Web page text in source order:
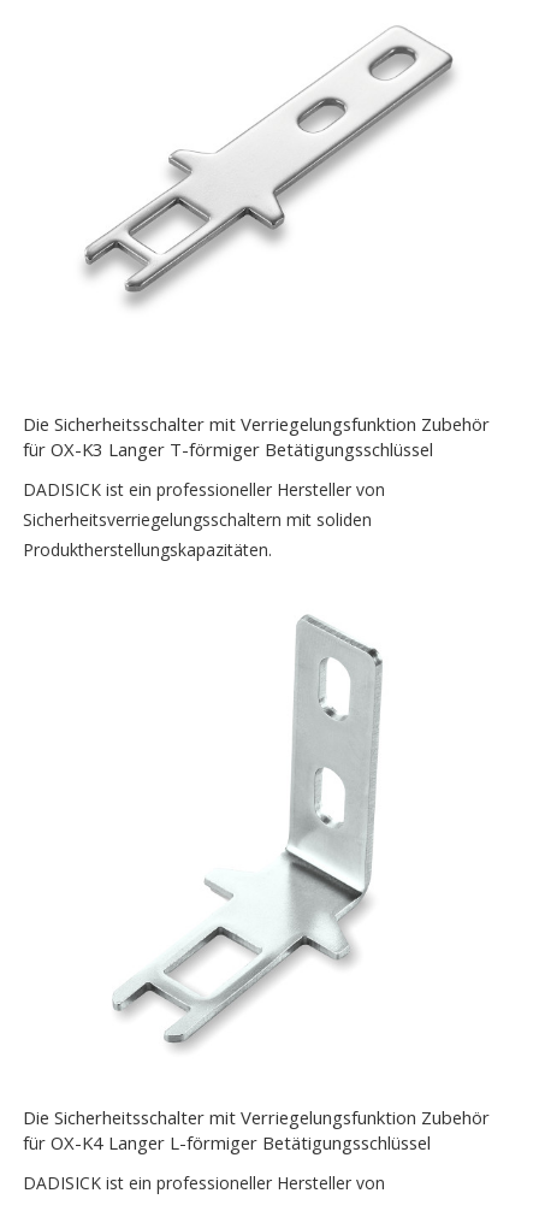
Die Sicherheitsschalter mit Verriegelungsfunktion Zubehör
für OX-K3 Langer T-förmiger Betätigungsschlüssel
DADISICK ist ein professioneller Hersteller von
Sicherheitsverriegelungsschaltern mit soliden
Produktherstellungskapazitäten.
Die Sicherheitsschalter mit Verriegelungsfunktion Zubehör
für OX-K4 Langer L-förmiger Betätigungsschlüssel
DADISICK ist ein professioneller Hersteller von